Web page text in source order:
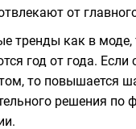
от
тренды как в моде,
год от года.
то повышается
решения по